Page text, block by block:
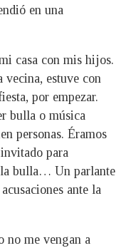
en una
casa con mis hijos.
estuve con
por empezar.
bulla o música
personas. Éramos
para
la bulla… Un parlante
ante la
no me vengan a